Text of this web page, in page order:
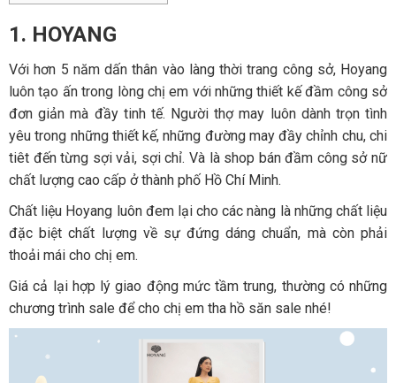
1. HOYANG
Với hơn 5 năm dấn thân vào làng thời trang công sở, Hoyang
luôn tạo ấn trong lòng chị em với những thiết kế đầm công sở
đơn giản mà đầy tinh tế. Người thợ may luôn dành trọn tình
yêu trong những thiết kế, những đường may đầy chỉnh chu, chi
tiêt đến từng sợi vải, sợi chỉ. Và là shop bán đầm công sở nữ
chất lượng cao cấp ở thành phố Hồ Chí Minh.
Chất liệu Hoyang luôn đem lại cho các nàng là những chất liệu
đặc biệt chất lượng về sự đứng dáng chuẩn, mà còn phải
thoải mái cho chị em.
Giá cả lại hợp lý giao động mức tầm trung, thường có những
chương trình sale để cho chị em tha hồ săn sale nhé!